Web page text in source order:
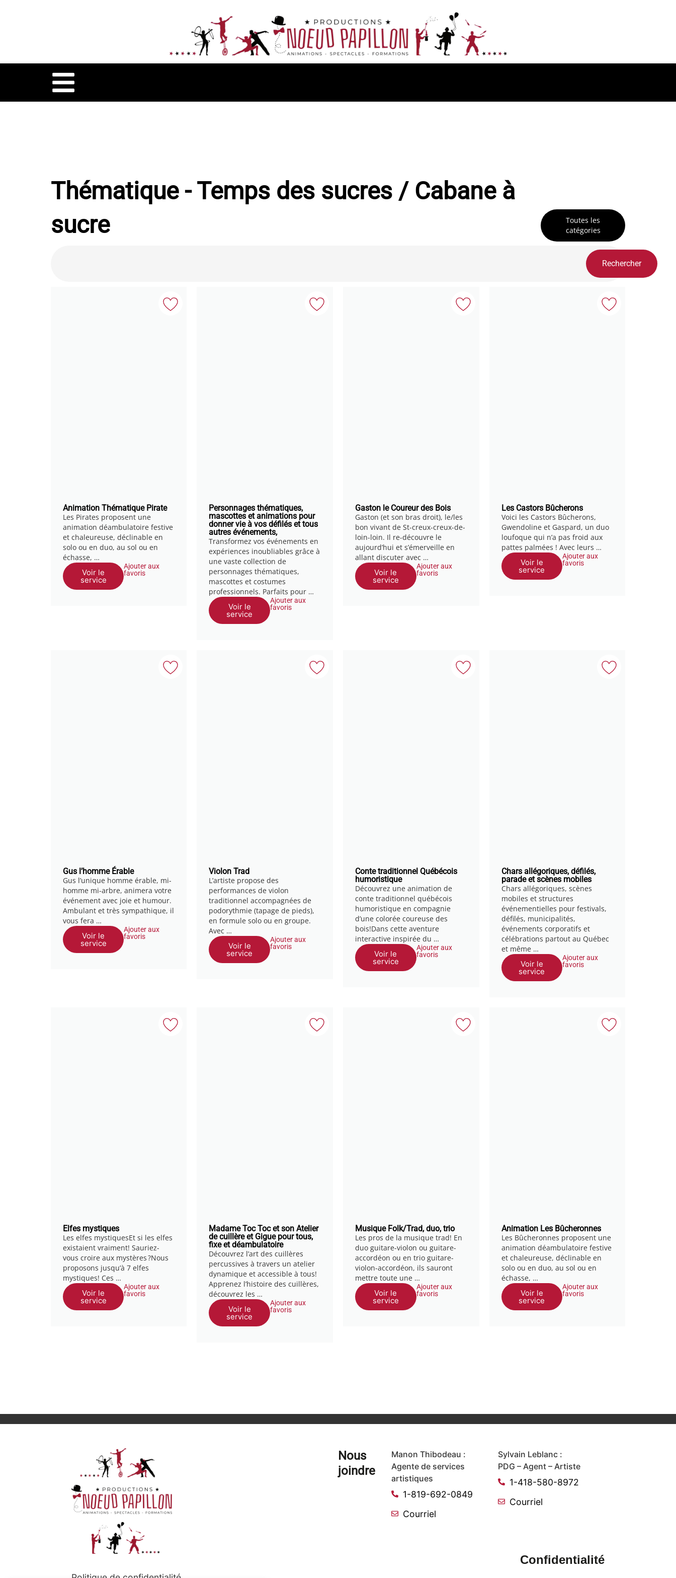
Thématique - Temps des sucres / Cabane à
sucre
Toutes les
catégories
Rechercher
Animation Thématique Pirate
Les Pirates proposent une
animation déambulatoire festive
et chaleureuse, déclinable en
solo ou en duo, au sol ou en
échasse, …
Voir le
service
Ajouter aux
favoris
Personnages thématiques,
mascottes et animations pour
donner vie à vos défilés et tous
autres événements,
Transformez vos événements en
expériences inoubliables grâce à
une vaste collection de
personnages thématiques,
mascottes et costumes
professionnels. Parfaits pour …
Voir le
service
Ajouter aux
favoris
Gaston le Coureur des Bois
Gaston (et son bras droit), le/les
bon vivant de St-creux-creux-de-
loin-loin. Il re-découvre le
aujourd’hui et s’émerveille en
allant discuter avec …
Voir le
service
Ajouter aux
favoris
Les Castors Bûcherons
Voici les Castors Bûcherons,
Gwendoline et Gaspard, un duo
loufoque qui n’a pas froid aux
pattes palmées ! Avec leurs …
Voir le
service
Ajouter aux
favoris
Gus l’homme Érable
Gus l’unique homme érable, mi-
homme mi-arbre, animera votre
événement avec joie et humour.
Ambulant et très sympathique, il
vous fera …
Voir le
service
Ajouter aux
favoris
Violon Trad
L’artiste propose des
performances de violon
traditionnel accompagnées de
podorythmie (tapage de pieds),
en formule solo ou en groupe.
Avec …
Voir le
service
Ajouter aux
favoris
Conte traditionnel Québécois
humoristique
Découvrez une animation de
conte traditionnel québécois
humoristique en compagnie
d’une colorée coureuse des
bois!Dans cette aventure
interactive inspirée du …
Voir le
service
Ajouter aux
favoris
Chars allégoriques, défilés,
parade et scènes mobiles
Chars allégoriques, scènes
mobiles et structures
événementielles pour festivals,
défilés, municipalités,
événements corporatifs et
célébrations partout au Québec
et même …
Voir le
service
Ajouter aux
favoris
Elfes mystiques
Les elfes mystiquesEt si les elfes
existaient vraiment! Sauriez-
vous croire aux mystères ?Nous
proposons jusqu’à 7 elfes
mystiques! Ces …
Voir le
service
Ajouter aux
favoris
Madame Toc Toc et son Atelier
de cuillère et Gigue pour tous,
fixe et déambulatoire
Découvrez l’art des cuillères
percussives à travers un atelier
dynamique et accessible à tous!
Apprenez l’histoire des cuillères,
découvrez les …
Voir le
service
Ajouter aux
favoris
Musique Folk/Trad, duo, trio
Les pros de la musique trad! En
duo guitare-violon ou guitare-
accordéon ou en trio guitare-
violon-accordéon, ils sauront
mettre toute une …
Voir le
service
Ajouter aux
favoris
Animation Les Bûcheronnes
Les Bûcheronnes proposent une
animation déambulatoire festive
et chaleureuse, déclinable en
solo ou en duo, au sol ou en
échasse, …
Voir le
service
Ajouter aux
favoris
Nous
joindre
Manon Thibodeau :
Agente de services
artistiques
1-819-692-0849
Courriel
Sylvain Leblanc :
PDG – Agent – Artiste
1-418-580-8972
Courriel
Confidentialité